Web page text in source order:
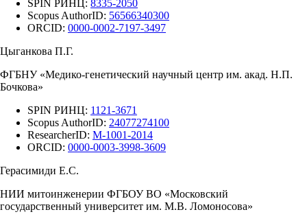
SPIN РИНЦ: 8335-2050
Scopus AuthorID: 56566340300
ORCID: 0000-0002-7197-3497
Цыганкова П.Г.
ФГБНУ «Медико-генетический научный центр им. акад. Н.П.
Бочкова»
SPIN РИНЦ: 1121-3671
Scopus AuthorID: 24077274100
ResearcherID: M-1001-2014
ORCID: 0000-0003-3998-3609
Герасимиди Е.С.
НИИ митоинженерии ФГБОУ ВО «Московский
государственный университет им. М.В. Ломоносова»